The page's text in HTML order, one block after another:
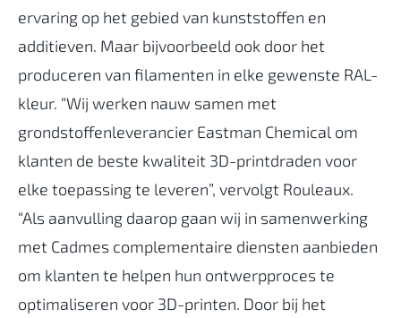
ervaring op het gebied van kunststoffen en
additieven. Maar bijvoorbeeld ook door het
produceren van filamenten in elke gewenste RAL-
kleur. “Wij werken nauw samen met
grondstoffenleverancier Eastman Chemical om
klanten de beste kwaliteit 3D-printdraden voor
elke toepassing te leveren”, vervolgt Rouleaux.
“Als aanvulling daarop gaan wij in samenwerking
met Cadmes complementaire diensten aanbieden
om klanten te helpen hun ontwerpproces te
optimaliseren voor 3D-printen. Door bij het